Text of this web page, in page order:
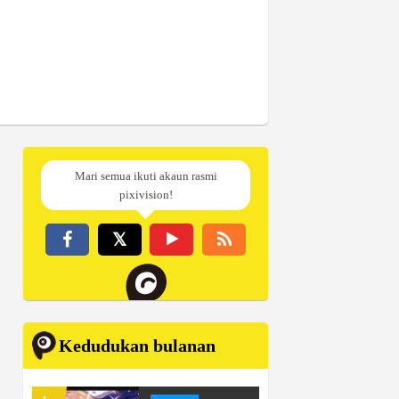
Mari semua ikuti akaun rasmi
pixivision!
Kedudukan bulanan